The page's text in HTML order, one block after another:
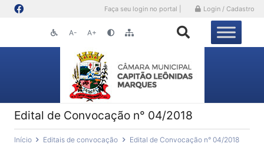
Faça seu login no portal | Login / Cadastro
A- A+
Edital de Convocação n° 04/2018
Início Editais de convocação Edital de Convocação n° 04/2018